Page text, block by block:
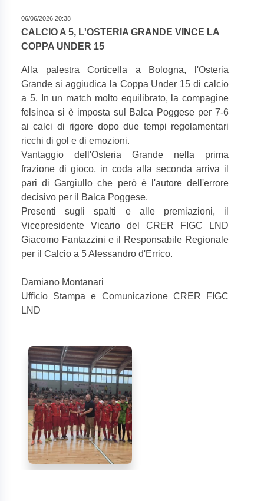
06/06/2026 20:38
CALCIO A 5, L'OSTERIA GRANDE VINCE LA
COPPA UNDER 15
Alla palestra Corticella a Bologna, l'Osteria
Grande si aggiudica la Coppa Under 15 di calcio
a 5. In un match molto equilibrato, la compagine
felsinea si è imposta sul Balca Poggese per 7-6
ai calci di rigore dopo due tempi regolamentari
ricchi di gol e di emozioni.
Vantaggio dell'Osteria Grande nella prima
frazione di gioco, in coda alla seconda arriva il
pari di Gargiullo che però è l'autore dell'errore
decisivo per il Balca Poggese.
Presenti sugli spalti e alle premiazioni, il
Vicepresidente Vicario del CRER FIGC LND
Giacomo Fantazzini e il Responsabile Regionale
per il Calcio a 5 Alessandro d'Errico.
Damiano Montanari
Ufficio Stampa e Comunicazione CRER FIGC
LND